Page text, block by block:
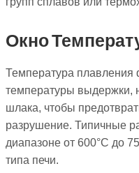
Окно
Температура
температуры выдержки,
шлака, чтобы
разрушение. Типичные
диапазоне от 600°C до
типа печи.